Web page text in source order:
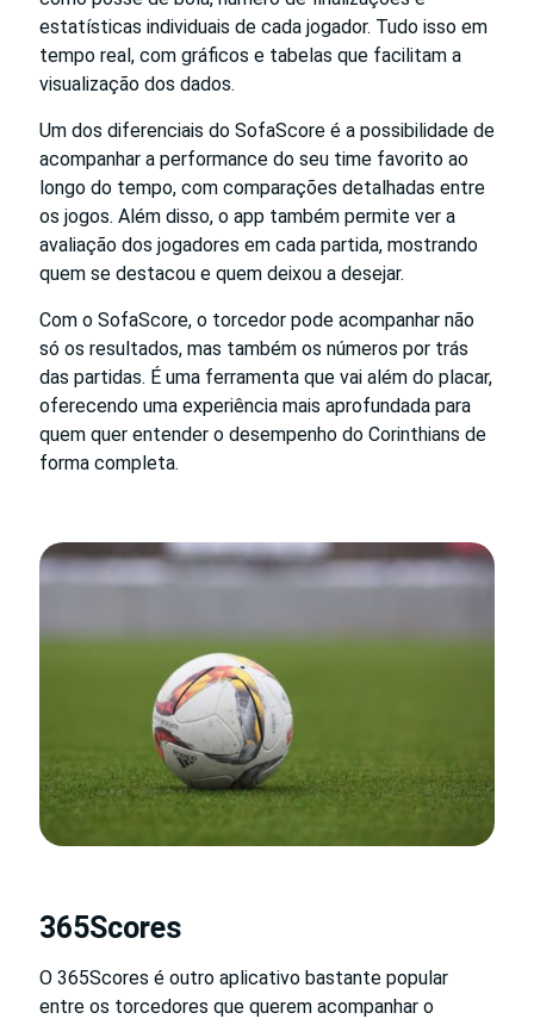
estatísticas individuais de cada jogador. Tudo isso em
tempo real, com gráficos e tabelas que facilitam a
visualização dos dados.
Um dos diferenciais do SofaScore é a possibilidade de
acompanhar a performance do seu time favorito ao
longo do tempo, com comparações detalhadas entre
os jogos. Além disso, o app também permite ver a
avaliação dos jogadores em cada partida, mostrando
quem se destacou e quem deixou a desejar.
Com o SofaScore, o torcedor pode acompanhar não
só os resultados, mas também os números por trás
das partidas. É uma ferramenta que vai além do placar,
oferecendo uma experiência mais aprofundada para
quem quer entender o desempenho do Corinthians de
forma completa.
365Scores
O 365Scores é outro aplicativo bastante popular
entre os torcedores que querem acompanhar o